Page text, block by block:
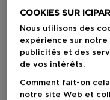
Choisissez
COOKIES SUR
Nous utilisons des
expérience sur
publicités et des
de vos intérêts.
Comment fait-on
notre site Web et